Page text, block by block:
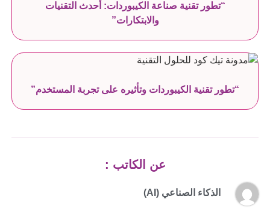
“تطور تقنية صناعة الكيبوردات: أحدث التقنيات
والابتكارات”
“تطور تقنية الكيبوردات وتأثيره على تجربة المستخدم”
عن الكاتب :
الذكاء الصناعي (AI)